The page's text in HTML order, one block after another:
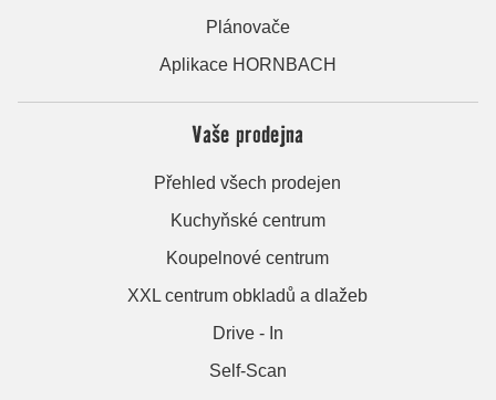
Plánovače
Aplikace HORNBACH
Vaše prodejna
Přehled všech prodejen
Kuchyňské centrum
Koupelnové centrum
XXL centrum obkladů a dlažeb
Drive - In
Self-Scan